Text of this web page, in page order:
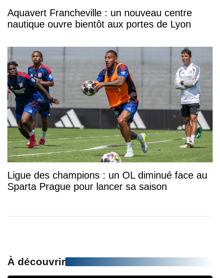
Aquavert Francheville : un nouveau centre
nautique ouvre bientôt aux portes de Lyon
Ligue des champions : un OL diminué face au
Sparta Prague pour lancer sa saison
À découvrir